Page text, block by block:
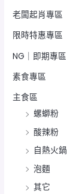
老闆起肖專區
限時特惠專區
NG｜即期專區
素食專區
主食區
螺螄粉
酸辣粉
自熱火鍋
泡麵
其它